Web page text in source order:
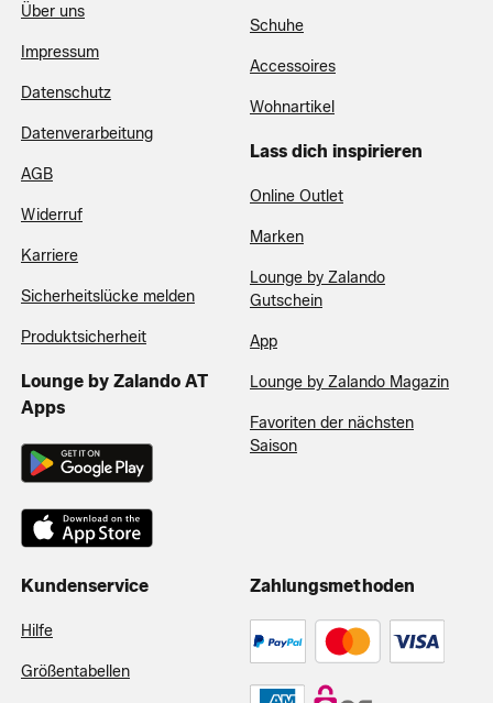
Über uns
Impressum
Datenschutz
Datenverarbeitung
AGB
Widerruf
Karriere
Sicherheitslücke melden
Produktsicherheit
Lounge by Zalando AT
Apps
Schuhe
Accessoires
Wohnartikel
Lass dich inspirieren
Online Outlet
Marken
Lounge by Zalando
Gutschein
App
Lounge by Zalando Magazin
Favoriten der nächsten
Saison
Kundenservice
Hilfe
Größentabellen
Zahlungsmethoden